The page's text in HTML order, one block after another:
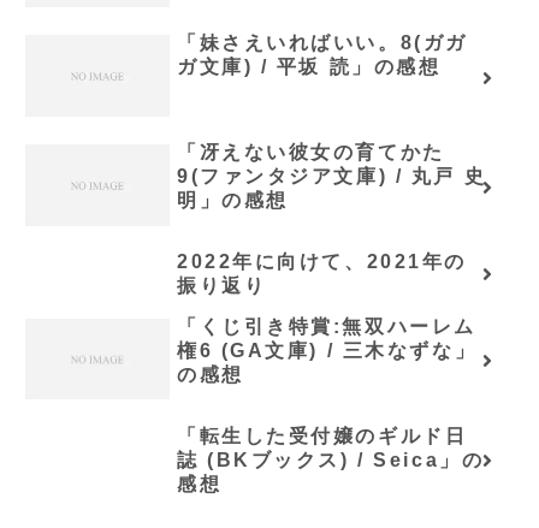
「妹さえいればいい。8(ガガ
ガ文庫) / 平坂 読」の感想
「冴えない彼女の育てかた
9(ファンタジア文庫) / 丸戸 史
明」の感想
2022年に向けて、2021年の
振り返り
「くじ引き特賞:無双ハーレム
権6 (GA文庫) / 三木なずな」
の感想
「転生した受付嬢のギルド日
誌 (BKブックス) / Seica」の
感想